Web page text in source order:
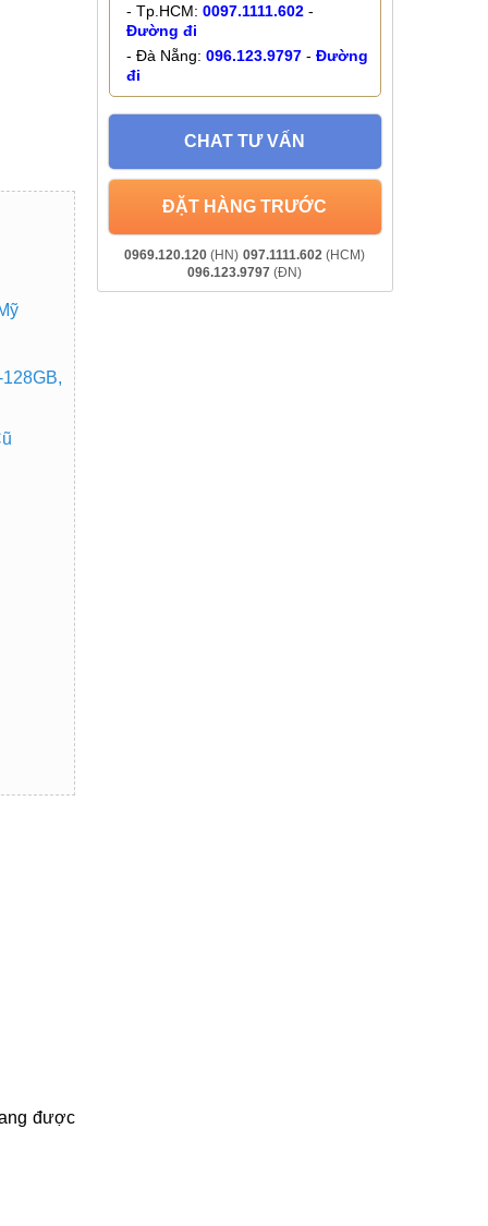
được
- Tp.HCM: 0097.1111.602-
Đường đi
- Đà Nẵng: 096.123.9797- Đường
đi
CHAT TƯ VẤN
ĐẶT HÀNG TRƯỚC
0969.120.120 (HN) 097.1111.602 (HCM)
096.123.9797 (ĐN)